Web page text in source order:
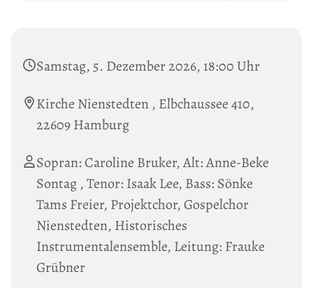
Samstag, 5. Dezember 2026, 18:00 Uhr
Kirche Nienstedten , Elbchaussee 410,
22609 Hamburg
Sopran: Caroline Bruker, Alt: Anne-Beke
Sontag , Tenor: Isaak Lee, Bass: Sönke
Tams Freier, Projektchor, Gospelchor
Nienstedten, Historisches
Instrumentalensemble, Leitung: Frauke
Grübner